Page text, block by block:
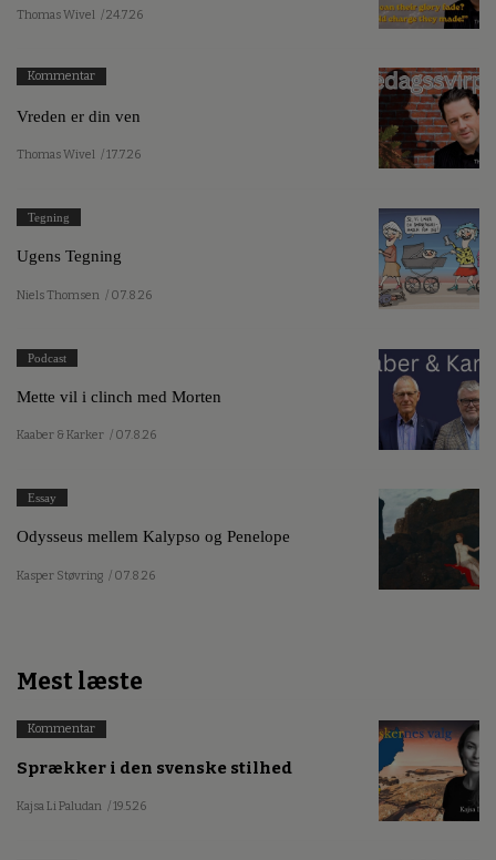
Thomas Wivel / 24.7.26
Kommentar
Vreden er din ven
Thomas Wivel / 17.7.26
Tegning
Ugens Tegning
Niels Thomsen / 07.8.26
Podcast
Mette vil i clinch med Morten
Kaaber & Karker / 07.8.26
Essay
Odysseus mellem Kalypso og Penelope
Kasper Støvring / 07.8.26
Mest læste
Kommentar
Sprækker i den svenske stilhed
Kajsa Li Paludan / 19.5.26